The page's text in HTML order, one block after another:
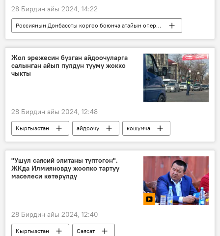
28 Бирдин айы 2024, 14:22
Россиянын Донбассты коргоо боюнча атайын операциясы
АКШ
Украина
Россия
НАТО
идея
снаряд
жалган
Жол эрежесин бузган айдоочуларга
салынган айып пулдун тууму жокко
чыкты
28 Бирдин айы 2024, 12:48
Кыргызстан айдоочу
кошумча
туум
мыйзам
"Ушул саясий элитаны түптөгөн".
ЖКда Илмияновду жоопко тартуу
маселеси көтөрүлдү
28 Бирдин айы 2024, 12:40
Кыргызстан
Саясат